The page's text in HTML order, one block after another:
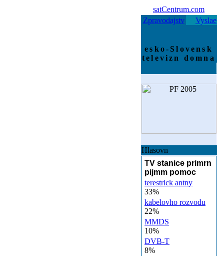
satCentrum.com
Zpravodajstv
Vyslae
esko-Slovensk
televizn domna
Hlasovn
TV stanice primrn
pijmm pomoc
terestrick antny
33%
kabelovho rozvodu
22%
MMDS
10%
DVB-T
8%